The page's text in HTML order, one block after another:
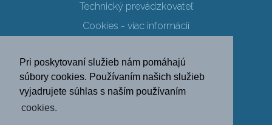
Pri poskytovaní služieb nám pomáhajú
súbory cookies. Používaním našich služieb
vyjadrujete súhlas s naším používaním
cookies.
Technický prevádzkovateľ
Cookies - viac informácií
Ochrana osobných údajov
SK EN DE
PL